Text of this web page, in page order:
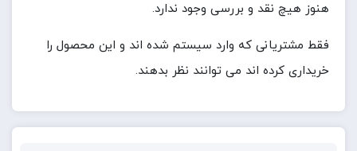
هنوز هیچ نقد و بررسی وجود ندارد.
فقط مشتریانی که وارد سیستم شده اند و این محصول را
خریداری کرده اند می توانند نظر بدهند.